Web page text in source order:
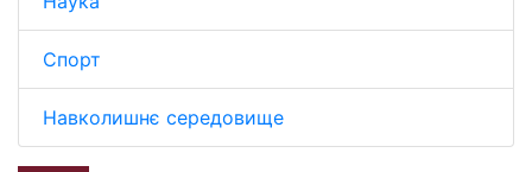
Спорт
Навколишнє середовище